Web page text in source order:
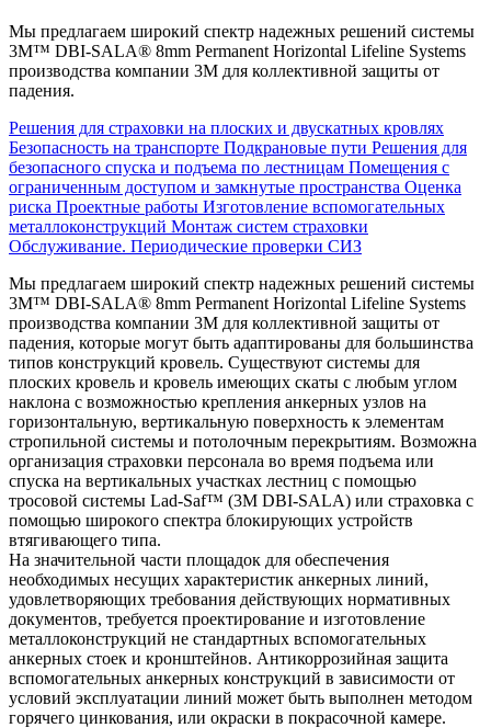
Мы предлагаем широкий спектр надежных решений системы
3M™ DBI-SALA® 8mm Permanent Horizontal Lifeline Systems
производства компании 3M для коллективной защиты от
падения.
Решения для страховки на плоских и двускатных кровлях
Безопасность на транспорте Подкрановые пути Решения для
безопасного спуска и подъема по лестницам Помещения с
ограниченным доступом и замкнутые пространства Оценка
риска Проектные работы Изготовление вспомогательных
металлоконструкций Монтаж систем страховки
Обслуживание. Периодические проверки СИЗ
Мы предлагаем широкий спектр надежных решений системы
3M™ DBI-SALA® 8mm Permanent Horizontal Lifeline Systems
производства компании 3M для коллективной защиты от
падения, которые могут быть адаптированы для большинства
типов конструкций кровель. Существуют системы для
плоских кровель и кровель имеющих скаты с любым углом
наклона с возможностью крепления анкерных узлов на
горизонтальную, вертикальную поверхность к элементам
стропильной системы и потолочным перекрытиям. Возможна
организация страховки персонала во время подъема или
спуска на вертикальных участках лестниц с помощью
тросовой системы Lad-Saf™ (3M DBI-SALA) или страховка с
помощью широкого спектра блокирующих устройств
втягивающего типа.
На значительной части площадок для обеспечения
необходимых несущих характеристик анкерных линий,
удовлетворяющих требования действующих нормативных
документов, требуется проектирование и изготовление
металлоконструкций не стандартных вспомогательных
анкерных стоек и кронштейнов. Антикоррозийная защита
вспомогательных анкерных конструкций в зависимости от
условий эксплуатации линий может быть выполнен методом
горячего цинкования, или окраски в покрасочной камере.